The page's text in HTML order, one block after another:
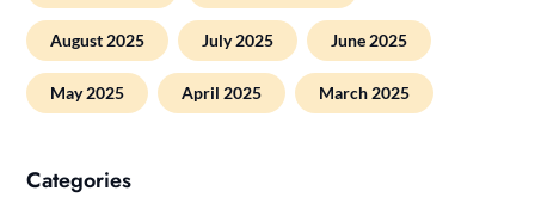
August 2025 July 2025 June 2025
May 2025 April 2025 March 2025
Categories